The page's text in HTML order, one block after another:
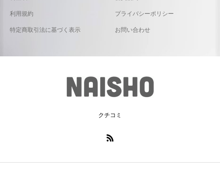
利用規約 プライバシーポリシー
特定商取引法に基づく表示 お問い合わせ
クチコミ